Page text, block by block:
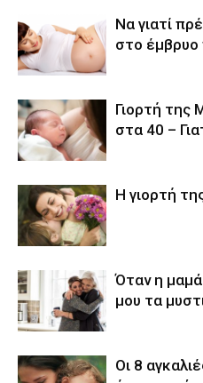
Να γιατί
στο
Γιορτή της
στα 40 –
Η γιορτή
Όταν η
μου τα
Οι 8